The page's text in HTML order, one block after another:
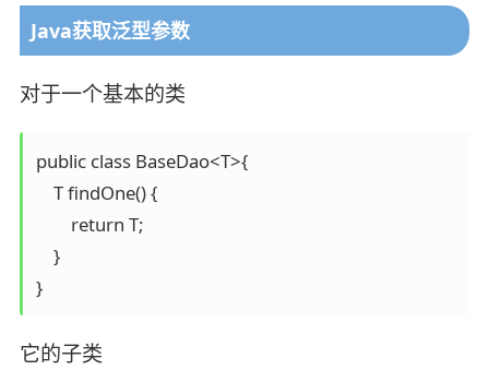
Java获取泛型参数
对于一个基本的类
public class BaseDao<T>{
    T findOne() {
        return T;
    }
}
它的子类